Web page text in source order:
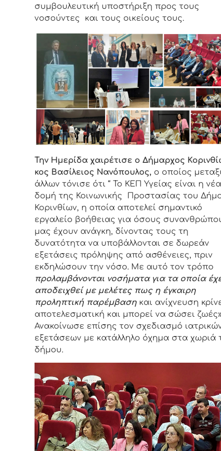
συμβουλευτική υποστήριξη προς τους
νοσούντες και τους οικείους τους.
Την Ημερίδα χαιρέτισε ο Δήμαρχος
κος Βασίλειος Νανόπουλος, ο οποίος
άλλων τόνισε ότι “ Το ΚΕΠ Υγείας είναι η νέα
δομή της Κοινωνικής Προστασίας του
Κορινθίων, η οποία αποτελεί σημαντικό
εργαλείο βοήθειας για όσους
μας έχουν ανάγκη, δίνοντας τους τη
δυνατότητα να υποβάλλονται σε δωρεάν
εξετάσεις πρόληψης από ασθένειες, πριν
εκδηλώσουν την νόσο. Με αυτό τον τρόπο
προλαμβάνονται νοσήματα για τα οποία
αποδειχθεί με μελέτες πως η έγκαιρη
προληπτική παρέμβαση και ανίχνευση
αποτελεσματική και μπορεί να σώσει
Ανακοίνωσε επίσης τον σχεδιασμό
εξετάσεων με κατάλληλο όχημα στα χωριά
δήμου.